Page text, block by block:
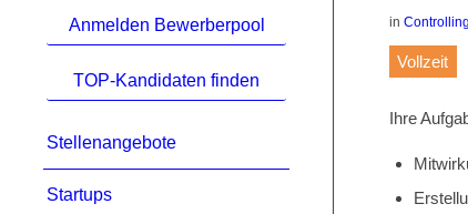
Anmelden Bewerberpool
TOP-Kandidaten finden
Stellenangebote
Startups
in Controlling
Vollzeit
Ihre